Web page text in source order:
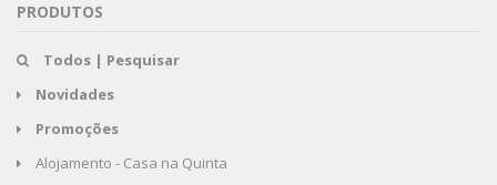
PRODUTOS
Todos | Pesquisar
Novidades
Promoções
Alojamento - Casa na Quinta